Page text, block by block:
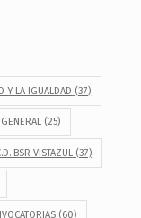
Y LA IGUALDAD (37)
(25)
BSR VISTAZUL(37)
(60)